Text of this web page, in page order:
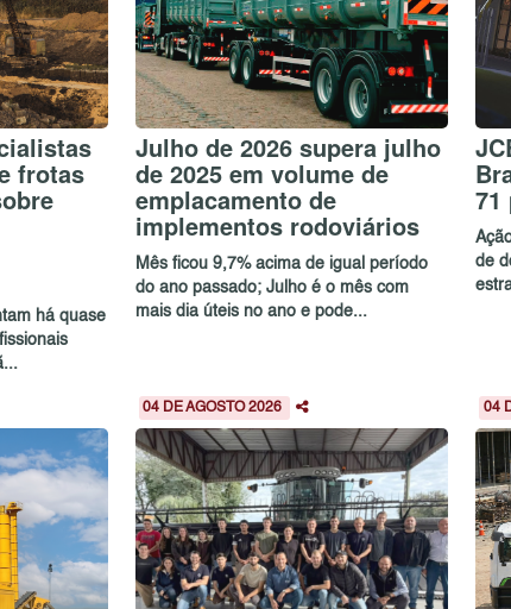
frotas
há quase
Julho de 2026 supera julho
de 2025 em volume de
emplacamento de
implementos rodoviários
Mês ficou 9,7% acima de igual período
do ano passado; Julho é o mês com
mais dia úteis no ano e pode...
71
de
04 DE AGOSTO 2026 04